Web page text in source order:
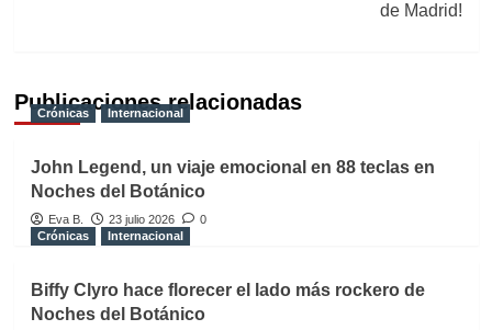
de Madrid!
Publicaciones relacionadas
Crónicas Internacional
John Legend, un viaje emocional en 88 teclas en
Noches del Botánico
Eva B. 23 julio 2026
0
Crónicas
Internacional
Biffy Clyro hace florecer el lado más rockero de
Noches del Botánico